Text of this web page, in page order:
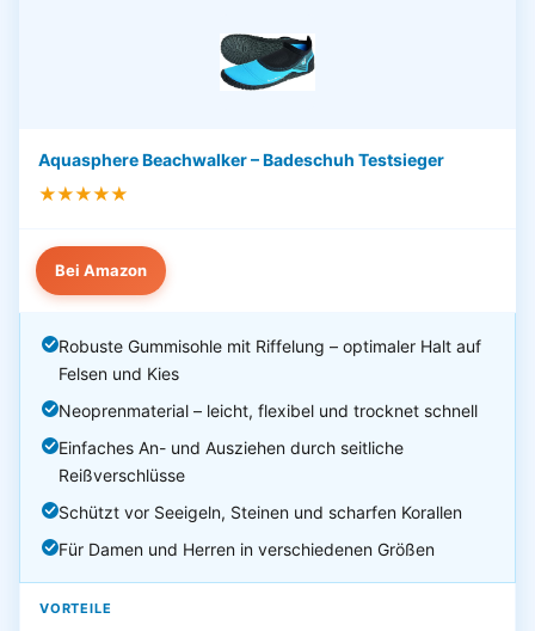
Aquasphere Beachwalker – Badeschuh Testsieger
★★★★★
Bei Amazon
Robuste Gummisohle mit Riffelung – optimaler Halt auf
Felsen und Kies
Neoprenmaterial – leicht, flexibel und trocknet schnell
Einfaches An- und Ausziehen durch seitliche
Reißverschlüsse
Schützt vor Seeigeln, Steinen und scharfen Korallen
Für Damen und Herren in verschiedenen Größen
VORTEILE